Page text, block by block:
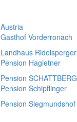
Austria
Gasthof Vorderronach
Landhaus Ridelsperger
Pension Hagietner
Pension SCHATTBERG
Pension Schipflinger
Pension Siegmundshof